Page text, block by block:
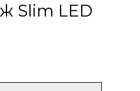
Slim LED